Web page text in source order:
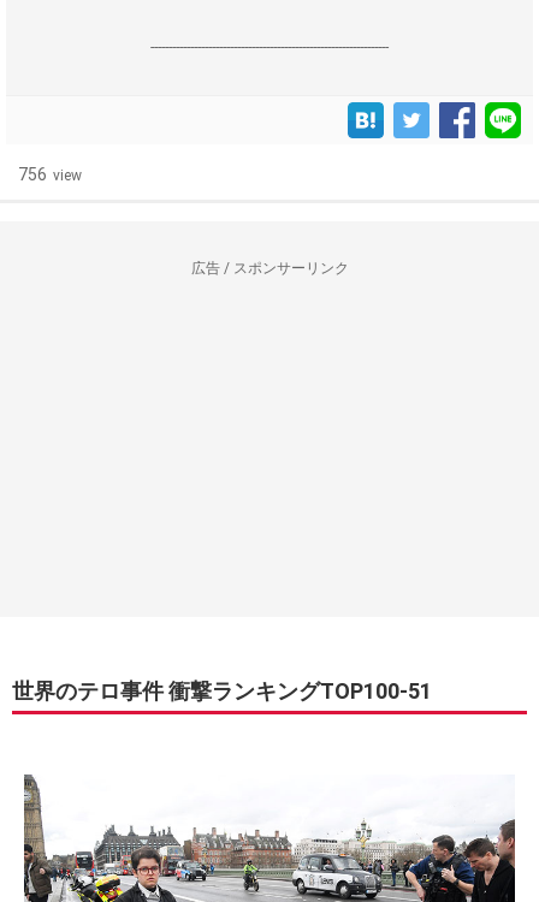
------------------------------------------------------------------
756 view
広告 / スポンサーリンク
世界のテロ事件 衝撃ランキングTOP100-51